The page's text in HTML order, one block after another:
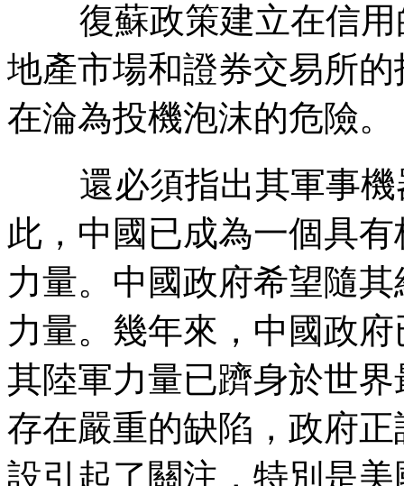
復蘇政策建立在信
地產市場和證券交易所
在淪為投機泡沫的危險。
還必須指出其軍事
此，中國已成為一個具
力量。中國政府希望隨
力量。幾年來，中國政
其陸軍力量已躋身於世
存在嚴重的缺陷，政府
設引起了關注，特別是